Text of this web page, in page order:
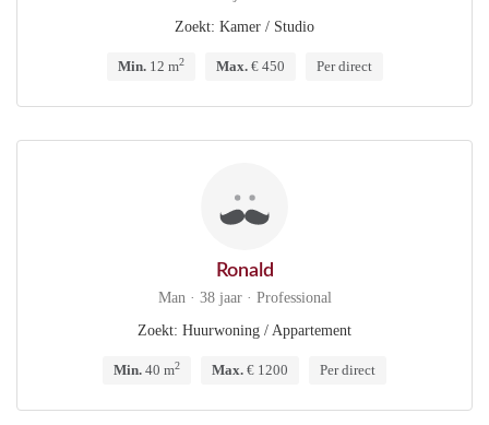
Zoekt: Kamer / Studio
Min.12 m2 Max.€ 450 Per direct
Ronald
Man · 38 jaar · Professional
Zoekt: Huurwoning / Appartement
Min. 40 m2 Max. € 1200 Per direct